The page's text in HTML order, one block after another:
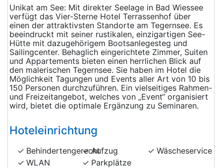
Unikat am See: Mit direkter Seelage in Bad Wiessee
verfügt das Vier-Sterne Hotel Terrassenhof über
einen der attraktivsten Standorte am Tegernsee. Es
beeindruckt mit seiner rustikalen, einzigartigen See-
Hütte mit dazugehörigem Bootsanlegesteg und
Sailingcenter. Behaglich eingerichtete Zimmer, Suiten
und Appartements bieten einen herrlichen Blick auf
den malerischen Tegernsee. Sie haben im Hotel die
Möglichkeit Tagungen und Events aller Art von 10 bis
150 Personen durchzuführen. Ein vielseitiges Rahmen-
und Freizeitangebot, welches von „Event“ organisiert
wird, bietet die optimale Ergänzung zu Seminaren.
Hoteleinrichtung
Behindertengerecht
WLAN
Aufzug
Parkplätze
Wäscheservice